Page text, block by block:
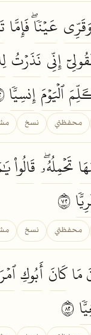
وَقَرِّي عَيۡنٗاۖفَإِمَّا
إِنِّي نَذَرۡتُ
ٱلۡيَوۡمَ إِنسِيّٗا
محفظتي نسخ
تَحۡمِلُهُۥۖ قَالُواْ
محفظتي نسخ
كَانَ أَبُوكِ